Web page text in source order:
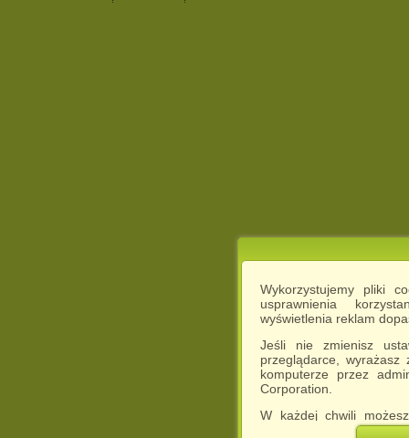
Wykorzystujemy pliki
usprawnienia
wyświetlenia reklam
Jeśli nie zmienisz
przeglądarce,
komputerze przez
Corporation.
W każdej chwili
cookies w swojej